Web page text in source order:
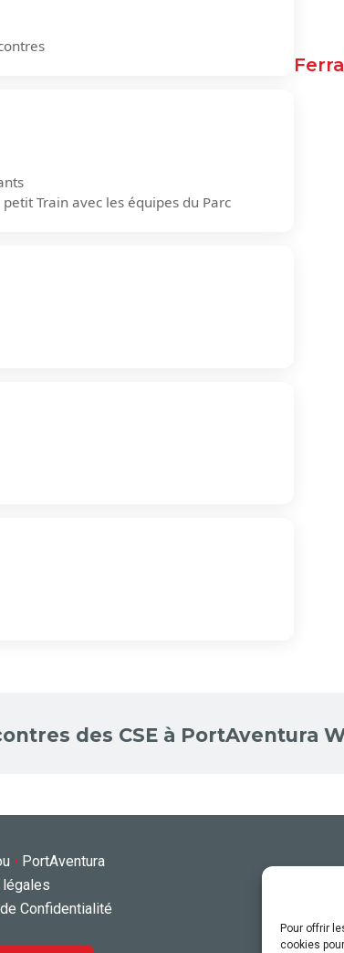
Pour offrir
cookies
Train avec les équipes du Parc
des CSE à PortAventura
• PortAventura
légales
Confidentialité